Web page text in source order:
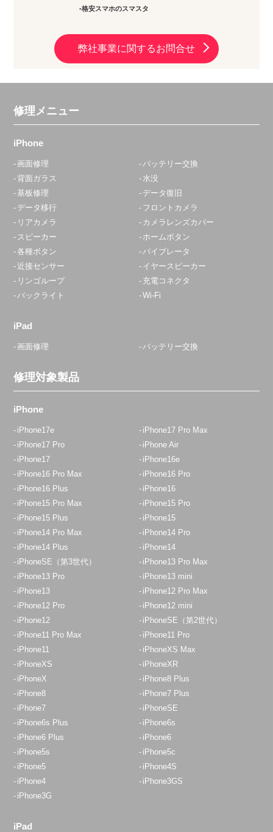
格安スマホのスマスタ
弊社事業に関するお問合せ
修理メニュー
iPhone
画面修理
バッテリー交換
背面ガラス
水没
基板修理
データ復旧
データ移行
フロントカメラ
リアカメラ
カメラレンズカバー
スピーカー
ホームボタン
各種ボタン
バイブレータ
近接センサー
イヤースピーカー
リンゴループ
充電コネクタ
バックライト
Wi-Fi
iPad
画面修理 バッテリー交換
修理対象製品
iPhone
iPhone17e
iPhone17 Pro Max
iPhone17 Pro
iPhone Air
iPhone17
iPhone16e
iPhone16 Pro Max
iPhone16 Pro
iPhone16 Plus
iPhone16
iPhone15 Pro Max
iPhone15 Pro
iPhone15 Plus
iPhone15
iPhone14 Pro Max
iPhone14 Pro
iPhone14 Plus
iPhone14
iPhoneSE（第3世代）
iPhone13 Pro Max
iPhone13 Pro
iPhone13 mini
iPhone13
iPhone12 Pro Max
iPhone12 Pro
iPhone12 mini
iPhone12
iPhoneSE（第2世代）
iPhone11 Pro Max
iPhone11 Pro
iPhone11
iPhoneXS Max
iPhoneXS
iPhoneXR
iPhoneX
iPhone8 Plus
iPhone8
iPhone7 Plus
iPhone7
iPhoneSE
iPhone6s Plus
iPhone6s
iPhone6 Plus
iPhone6
iPhone5s
iPhone5c
iPhone5
iPhone4S
iPhone4
iPhone3GS
iPhone3G
iPad